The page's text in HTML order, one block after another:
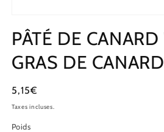
PÂTÉ DE
GRAS DE
Prix
habituel
5,15€
Taxes incluses.
Poids